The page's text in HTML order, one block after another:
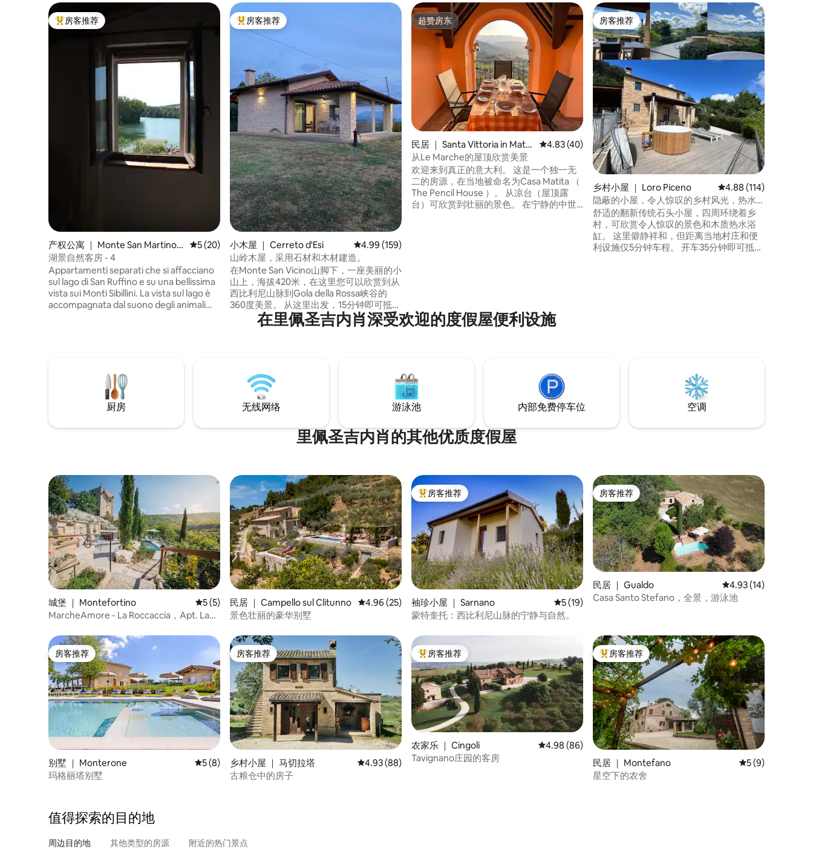
热门「房客推荐」
房客推荐
产权公寓 ｜ Monte San Martino
(MC)
平均评分 5 分（满分 5 分），共 20 条评价
5 (20)
湖景自然客房 - 4
Appartamenti separati che si affacciano
sul lago di San Ruffino e su una bellissima
vista sui Monti Sibillini. La vista sul lago è
accompagnata dal suono degli animali
cucina ma è presente un piccolo
热门「房客推荐」
房客推荐
小木屋 ｜ Cerreto d'Esi 平均评分 4.99 分（满分 5 分），共 159 条评价
4.99 (159)
山岭木屋，采用石材和木材建造。
在Monte San Vicino山脚下，一座美丽的小
山上，海拔420米，在这里您可以欣赏到从
西比利尼山脉到Gola della Rossa峡谷的
360度美景。 从这里出发，15分钟即可抵达
法布里亚诺（Fabriano），20分钟即可抵
达弗拉萨西（Frasassi）的美丽洞穴，30分
公爵城卡梅里诺（Camerino）。
超赞房东
超赞房东
民居 ｜ Santa Vittoria in Mate
nano
平均评分 4.83 分（满分 5 分），共 40 条评价
4.83 (40)
从Le Marche的屋顶欣赏美景
欢迎来到真正的意大利。 这是一个独一无
二的房源，在当地被命名为Casa Matita （
The Pencil House ）。 从凉台（屋顶露
台）可欣赏到壮丽的景色。 在宁静的中世
房客推荐
房客推荐
乡村小屋 ｜ Loro Piceno 平均评分 4.88 分（满
4.88 (114)
隐蔽的小屋，令人惊叹的乡村风光，热水
浴缸
舒适的翻新传统石头小屋，四周环绕着乡
村，可欣赏令人惊叹的景色和木质热水浴
缸。 这里僻静祥和，但距离当地村庄和便
利设施仅5分钟车程。 开车35分钟即可抵达
在里佩圣吉内肖深受欢迎的度假屋便利设施
厨房 无线网络 游泳池 内部免费停车位 空调
里佩圣吉内肖的其他优质度假屋
城堡 ｜ Montefortino 平均评分 5 分（满分 5 分），共 5 条评价
5 (5)
MarcheAmore - La Roccaccia，Apt. La
民居 ｜ Campello sul Clitunno 平均评分 4.96 分（满分 5 分），共 25 条评价
4.96 (25)
景色壮丽的豪华别墅
热门「房客推荐」
房客推荐
袖珍小屋 ｜ Sarnano 平均评分 5 分（满分 5 分），共 19 条评价
5 (19)
蒙特奎托：西比利尼山脉的宁静与自然。
房客推荐
房客推荐
民居 ｜ Gualdo 平均评分 4.93 分（满
4.93 (14)
Casa Santo Stefano，全景，游泳池
房客推荐
房客推荐
别墅 ｜ Monterone 平均评分 5 分（满分 5 分），共 8 条评价
5 (8)
玛格丽塔别墅
房客推荐
房客推荐
乡村小屋 ｜ 马切拉塔 平均评分 4.93 分（满分 5 分），共 88 条评价
4.93 (88)
古粮仓中的房子
热门「房客推荐」
房客推荐
农家乐 ｜ Cingoli 平均评分 4.98 分（满分 5 分），共 86 条评价
4.98 (86)
Tavignano庄园的客房
热门「房客推荐」
房客推荐
民居 ｜ Montefano 平均评分 5 分（
5 (9)
星空下的农舍
值得探索的目的地
周边目的地 其他类型的房源 附近的热门景点